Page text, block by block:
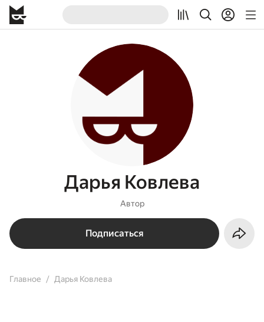
Дарья Ковлева
Автор
Подписаться
Главное Дарья Ковлева